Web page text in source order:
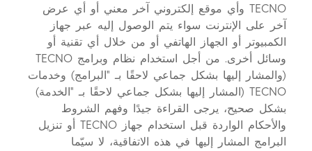
TECNO وأي موقع إلكتروني آخر معني أو أي عرض
آخر على الإنترنت سواء يتم الوصول إليه عبر جهاز
الكمبيوتر أو الجهاز الهاتفي أو من خلال أي تقنية أو
وسائل أخرى. من أجل استخدام نظام وبرامج TECNO
(والمشار إليها بشكل جماعي لاحقًا بـ "البرامج) وخدمات
TECNO (المشار إليها بشكل جماعي لاحقًا بـ "الخدمة)
بشكل صحيح، يرجى القراءة جيدًا وفهم الشروط
والأحكام الواردة قبل استخدام جهاز TECNO أو تنزيل
البرامج المشار إليها في هذه الاتفاقية، لا سيّما